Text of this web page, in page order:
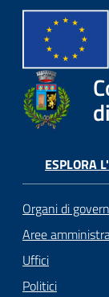
o
o
n
e
Tutti
gli
argomenti...
ESPLORA
Organi di
Aree
Uffici
Politici